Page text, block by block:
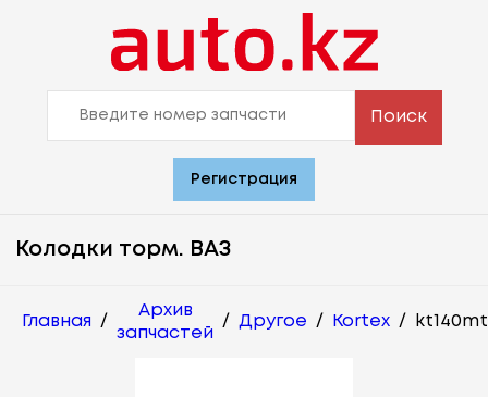
Поиск
Регистрация
Колодки торм. ВАЗ
Главная /
Архив
запчастей
/ Другое / Kortex / kt140mt